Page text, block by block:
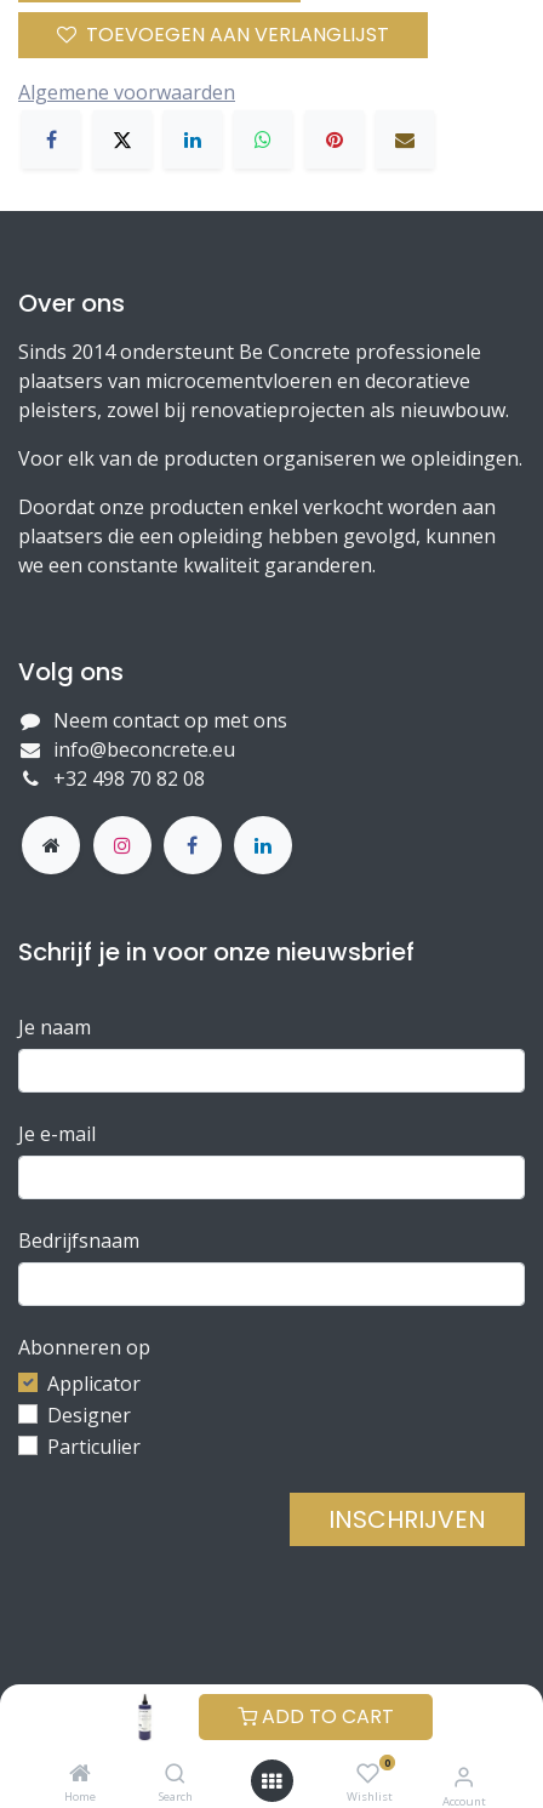
ADD TO CART
Home Search
0
Wishlist Account
TOEVOEGEN AAN VERLANGLIJST
Algemene voorwaarden
Over ons
Sinds 2014 ondersteunt Be Concrete professionele
plaatsers van microcementvloeren en decoratieve
pleisters, zowel bij renovatieprojecten als nieuwbouw.
Voor elk van de producten organiseren we opleidingen.
Doordat onze producten enkel verkocht worden aan
plaatsers die een opleiding hebben gevolgd, kunnen
we een constante kwaliteit garanderen.
Volg ons
Neem contact op met ons
info@beconcrete.eu
+32 498 70 82 08
Schrijf je in voor onze nieuwsbrief
Je naam
Je e-mail
Bedrijfsnaam
Abonneren op
Applicator
Designer
Particulier
INSCHRIJVEN
Copyright © Be Concrete NEDERLANDS (BE)
Aangeboden door - De #1Open source e-
commerce